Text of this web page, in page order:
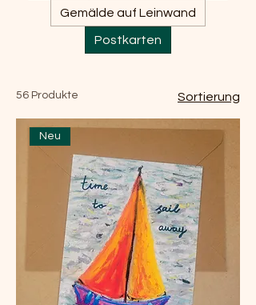
Gemälde auf Leinwand
Postkarten
56 Produkte Sortierung
Neu